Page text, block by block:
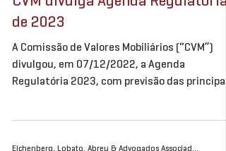
de 2023
A Comissão de Valores Mobiliários (“CVM”)
divulgou, em 07/12/2022, a Agenda
Regulatória 2023, com previsão das principais
Eichenberg, Lobato, Abreu & Advogados Associados